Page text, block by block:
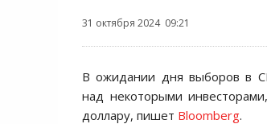
31 октября 2024 09:21
В ожидании дня выборов в
над некоторыми
доллару, пишет Bloomberg.